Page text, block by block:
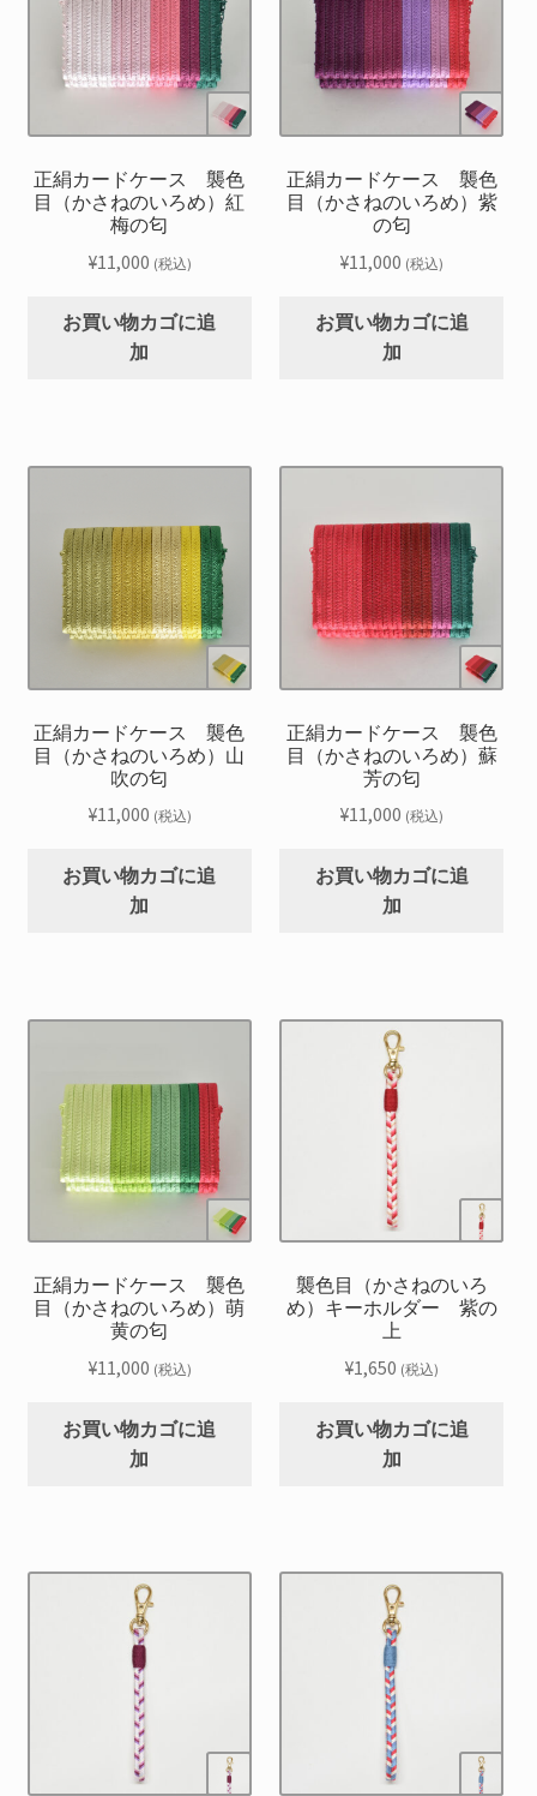
正絹カードケース 襲色
目（かさねのいろめ）紅
梅の匂
¥11,000 (税込)
お買い物カゴに追
加
正絹カードケース 襲色
目（かさねのいろめ）紫
の匂
¥11,000 (税込)
お買い物カゴに追
加
正絹カードケース 襲色
目（かさねのいろめ）山
吹の匂
¥11,000 (税込)
お買い物カゴに追
加
正絹カードケース 襲色
目（かさねのいろめ）蘇
芳の匂
¥11,000 (税込)
お買い物カゴに追
加
正絹カードケース 襲色
目（かさねのいろめ）萌
黄の匂
¥11,000 (税込)
お買い物カゴに追
加
襲色目（かさねのいろ
め）キーホルダー 紫の
上
¥1,650 (税込)
お買い物カゴに追
加